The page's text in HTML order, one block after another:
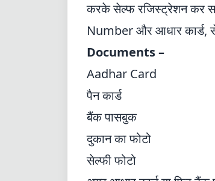
करके सेल्फ रजिस्ट्रेशन कर
Number और आधार कार्ड,
Documents –
Aadhar Card
पैन कार्ड
बैंक पासबुक
दुकान का फोटो
सेल्फी फोटो